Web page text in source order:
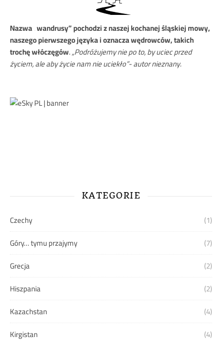
Nazwa„wandrusy” pochodzi z naszej kochanej śląskiej mowy,
naszego pierwszego języka i oznacza wędrowców, takich
trochę włóczęgów.„Podróżujemy nie po to, by uciec przed
życiem, ale aby życie nam nie uciekło”- autor nieznany.
KATEGORIE
Czechy
(1)
Góry… tymu przajymy
(7)
Grecja
(2)
Hiszpania
(2)
Kazachstan
(4)
Kirgistan
(4)